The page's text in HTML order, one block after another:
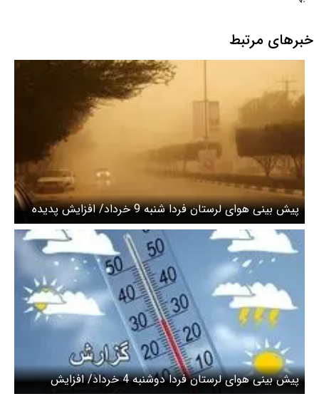
خبرهای مرتبط
پیش بینی هوای لرستان فردا شنبه 9 خرداد/ افزایش پدیده
غبار در استان
پیش بینی هوای لرستان فردا دوشنبه 4 خرداد/ افزایش